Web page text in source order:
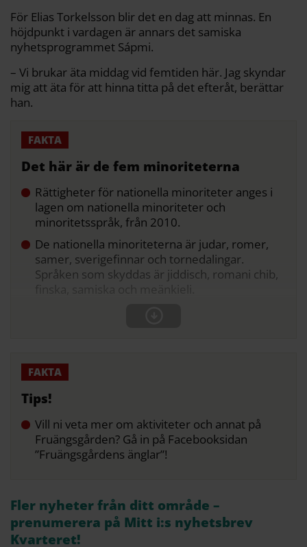
För Elias Torkelsson blir det en dag att minnas. En
höjdpunkt i vardagen är annars det samiska
nyhetsprogrammet Sápmi.
– Vi brukar äta middag vid femtiden här. Jag skyndar
mig att äta för att hinna titta på det efteråt, berättar
han.
Det här är de fem minoriteterna
Rättigheter för nationella minoriteter anges i
lagen om nationella minoriteter och
minoritetsspråk, från 2010.
De nationella minoriteterna är judar, romer,
samer, sverigefinnar och tornedalingar.
Språken som skyddas är jiddisch, romani chib,
finska, samiska och meänkieli.
Tips!
Vill ni veta mer om aktiviteter och annat på
Fruängsgården? Gå in på Facebooksidan
”Fruängsgårdens änglar”!
Fler nyheter från ditt område –
prenumerera på Mitt i:s nyhetsbrev
Kvarteret!